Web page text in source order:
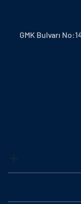
GMK Bulvarı